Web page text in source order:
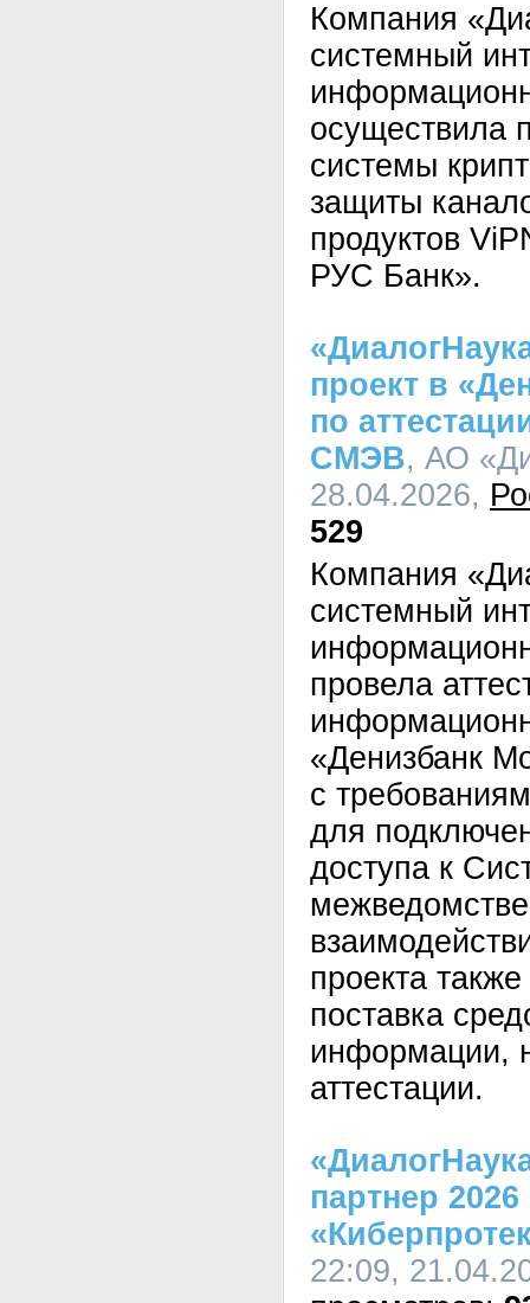
Компания
системный
осуществила
системы
защиты
продуктов
РУС Банк».
проект в
по
СМЭВ, АО
28.04.2026,
529
Компания
системный
провела
«Денизбанк
с
для
доступа к
проекта
поставка
информации,
аттестации.
партнер
22:09,